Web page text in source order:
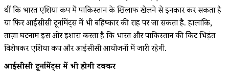
थीं कि भारत एशिया कप में पाकिस्तान के खिलाफ खेलने से इनकार कर सकता है
या फिर आईसीसी टूर्नामेंट्स में भी बहिष्कार की राह पर जा सकता है. हालांकि,
ताज़ा घटनाक्रम इस ओर इशारा करता है कि भारत और पाकिस्तान की क्रिकेट भिड़ंत
विशेषकर एशिया कप और आईसीसी आयोजनों में जारी रहेगी.
आईसीसी टूर्नामेंट्स में भी होगी टक्कर